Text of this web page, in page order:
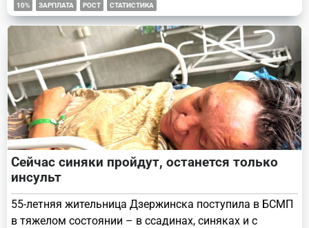
10% ЗАРПЛАТА РОСТ СТАТИСТИКА
Сейчас синяки пройдут, останется только
инсульт
55-летняя жительница Дзержинска поступила в БСМП
в тяжелом состоянии – в ссадинах, синяках и с